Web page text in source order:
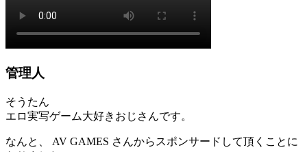
管理人
そうたん
エロ実写ゲーム大好きおじさんです。
なんと、 AV GAMES さんからスポンサードして頂くことに